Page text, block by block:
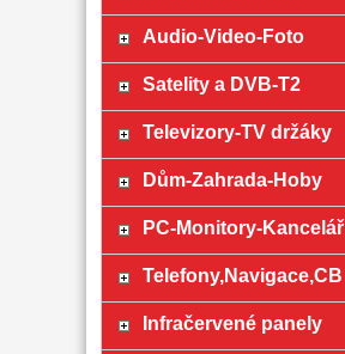
Audio-Video-Foto
Satelity a DVB-T2
Televizory-TV držáky
Dům-Zahrada-Hoby
PC-Monitory-Kancelář
Telefony,Navigace,CB
Infračervené panely